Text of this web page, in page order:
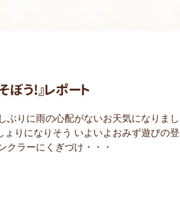
ぼう!』レポート
ぶりに雨の心配がないお天気になりまし
ょりになりそう いよいよおみず遊びの登
クラーにくぎづけ・・・